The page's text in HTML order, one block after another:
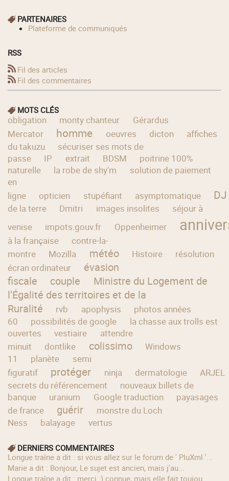
PARTENAIRES
Plateforme de communiqués
RSS
Fil des articles
Fil des commentaires
MOTS CLÉS
obligation monty chanteur
Gérardus
Mercator
homme oeuvres dicton
affiches
du takuzu
sécuriser ses mots de
passe
IP extrait BDSM
poitrine 100%
naturelle
la robe de shy'm
solution de paiement
en
ligne
opticien stupéfiant asymptomatique DJ
de la terre Dmitri images insolites
séjour à
venise
impots.gouv.fr Oppenheimer
à la française
contre-la-
montre
Mozilla météo Histoire
résolution
écran ordinateur
évasion
fiscale
couple
Ministre du Logement de
l’Égalité des territoires et de la
Ruralité
rvb apophysis
photos années
60
possibilités de google
la chasse aux trolls est
ouvertes
vestiaire
attendre
minuit
dontlike colissimo
Windows
11
planète
semi
figuratif
protéger ninja dermatologie
ARJEL
secrets du référencement
nouveaux billets de
banque
uranium Google traduction
payasages
de france
guérir
monstre du Loch
Ness
balayage vertus
DERNIERS COMMENTAIRES
longue traîne a dit : si vous allez sur le forum de ' PluXml '...
Marie a dit : Bonjour, Le sujet est ancien, mais j'au...
longue traîne a dit : merci :) connue, mais elle fait toujou...